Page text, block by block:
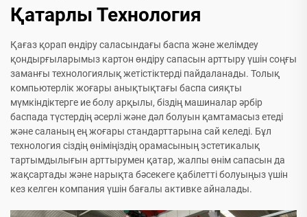
Қатарлы Технология
Қағаз қорап өндіру саласындағы баспа және желімдеу
қондырғыларымыз картон өндіру сапасын арттыру үшін соңғы
заманғы технологиялық жетістіктерді пайдаланады. Толық
компьютерлік жоғары анықтықтағы баспа сияқты
мүмкіндіктерге ие болу арқылы, біздің машиналар әрбір
баспада түстердің әсерлі және дәл болуын қамтамасыз етеді
және саланың ең жоғары стандарттарына сай келеді. Бұл
технология сіздің өніміңіздің орамасының эстетикалық
тартымдылығын арттырумен қатар, жалпы өнім сапасын да
жақсартады және нарықта бәсекеге қабілетті болуыңыз үшін
кез келген компания үшін бағалы активке айналады.